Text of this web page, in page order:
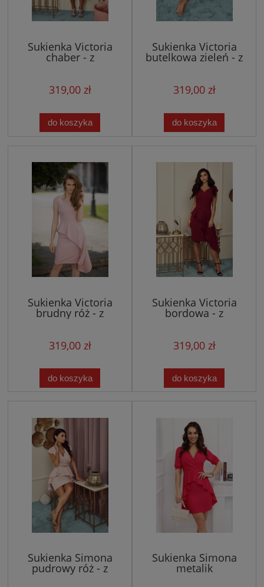
Sukienka Victoria
chaber - z
319,00 zł
do koszyka
Sukienka Victoria
butelkowa zieleń - z
319,00 zł
do koszyka
Sukienka Victoria
brudny róż - z
asymetryczną baskinką
319,00 zł
do koszyka
Sukienka Victoria
bordowa - z
319,00 zł
do koszyka
Sukienka Simona
pudrowy róż - z
baskinką
Sukienka Simona
metalik